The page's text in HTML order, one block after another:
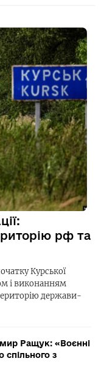
рф та
Курської
і виконанням
держави-
Ращук: «Воєнні
спільного з